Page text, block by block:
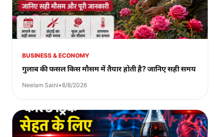
BUSINESS & ECONOMY
गुलाब की फसल किस मौसम में तैयार होती है? जानिए सही समय
Neelam Saini•8/8/2026